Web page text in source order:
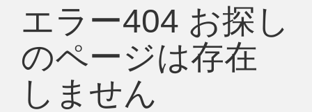
エラー404 お探し
のページは存在
しません